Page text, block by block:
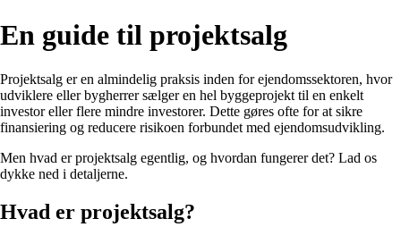
En guide til projektsalg
Projektsalg er en almindelig praksis inden for ejendomssektoren, hvor
udviklere eller bygherrer sælger en hel byggeprojekt til en enkelt
investor eller flere mindre investorer. Dette gøres ofte for at sikre
finansiering og reducere risikoen forbundet med ejendomsudvikling.
Men hvad er projektsalg egentlig, og hvordan fungerer det? Lad os
dykke ned i detaljerne.
Hvad er projektsalg?